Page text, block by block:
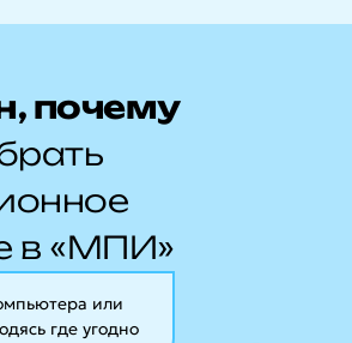
почему
в «МПИ»
или
где угодно